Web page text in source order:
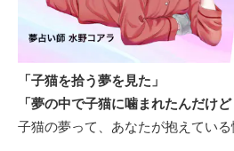
「子猫を拾う夢を見た」
「夢の中で子猫に噛まれたんだけど
子猫の夢って、あなたが抱えている